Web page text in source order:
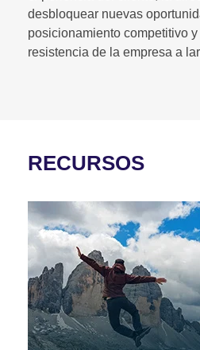
desbloquear nuevas
posicionamiento competitivo
resistencia de la empresa a
RECURSOS